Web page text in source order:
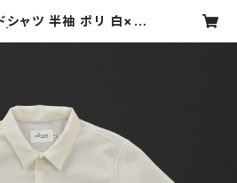
シャツ 半袖 ポリ 白×白